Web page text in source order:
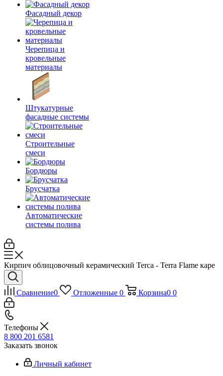
Фасадный декор
Черепица и
кровельные
материалы
Штукатурные
фасадные системы
Строительные
смеси
Бордюры
Брусчатка
Автоматические
системы полива
Кирпич облицовочный керамический Terca - Terra Flame каре
Сравнение0 Отложенные 0 Корзина0 0
Телефоны
8 800 201 6581
Заказать звонок
Личный кабинет